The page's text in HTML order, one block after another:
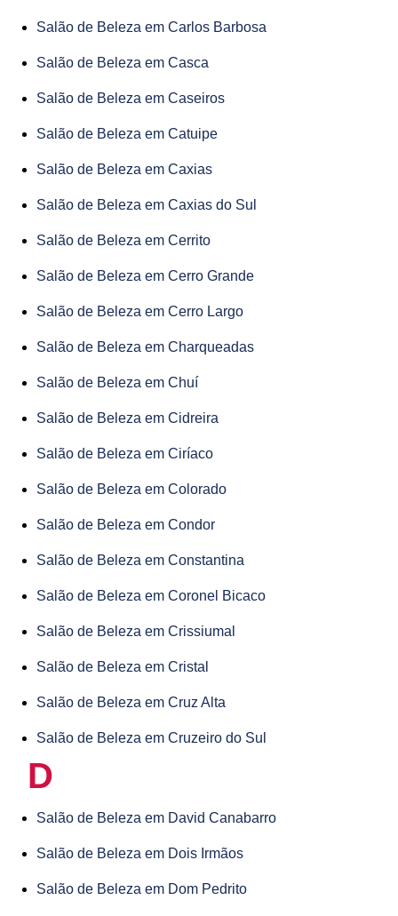
Salão de Beleza em Carlos Barbosa
Salão de Beleza em Casca
Salão de Beleza em Caseiros
Salão de Beleza em Catuipe
Salão de Beleza em Caxias
Salão de Beleza em Caxias do Sul
Salão de Beleza em Cerrito
Salão de Beleza em Cerro Grande
Salão de Beleza em Cerro Largo
Salão de Beleza em Charqueadas
Salão de Beleza em Chuí
Salão de Beleza em Cidreira
Salão de Beleza em Ciríaco
Salão de Beleza em Colorado
Salão de Beleza em Condor
Salão de Beleza em Constantina
Salão de Beleza em Coronel Bicaco
Salão de Beleza em Crissiumal
Salão de Beleza em Cristal
Salão de Beleza em Cruz Alta
Salão de Beleza em Cruzeiro do Sul
D
Salão de Beleza em David Canabarro
Salão de Beleza em Dois Irmãos
Salão de Beleza em Dom Pedrito